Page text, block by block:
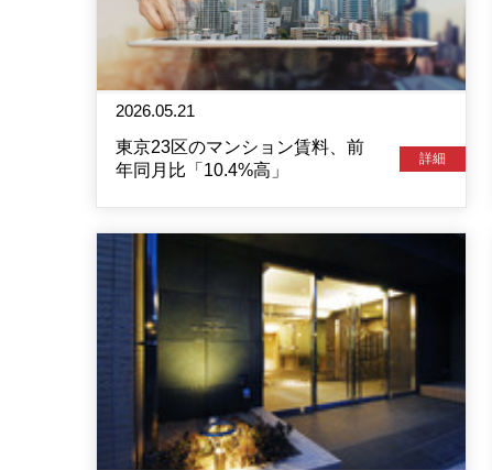
2026.05.21
東京23区のマンション賃料、前
年同月比「10.4%高」
詳細